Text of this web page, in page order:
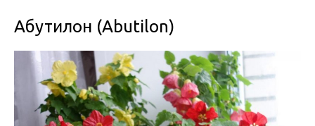
Абутилон (Abutilon)